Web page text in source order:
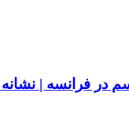
در فرانسه | نشانه